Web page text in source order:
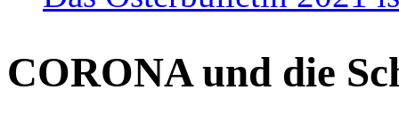
CORONA und die